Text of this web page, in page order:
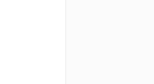
领头人